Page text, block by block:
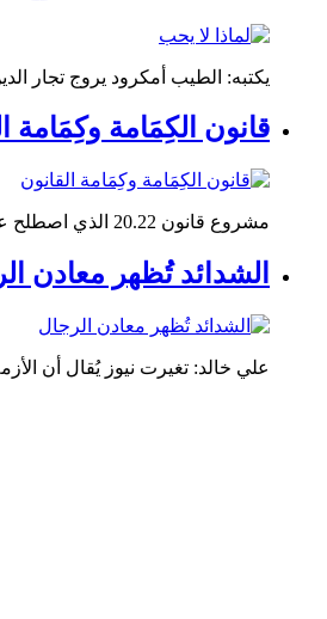
يكتبه: الطيب أمكرود يروج تجار
قانون الكِمَامة وكِمَامة
مشروع قانون 20.22 الذي اصطلح عليه الفيسبوكيون بـ"قانون الكِمَامة"، جاء من حيث توقيته...
الشدائد تُظهر معادن
علي خالد: تغيرت نيوز يُقال أن